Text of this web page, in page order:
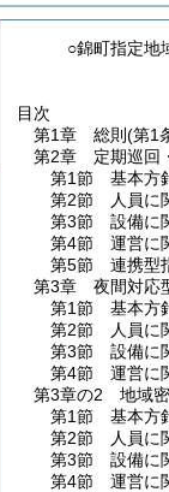
○錦町指定地
目次
第1章
総則 (第1
第2章
定期巡回
第1節
基本方
第2節
人員に
第3節
設備に
第4節
運営に
第5節
連携型
第3章
夜間対応
第1節
基本方
第2節
人員に
第3節
設備に
第4節
運営に
第3章の2
地域
第1節
基本方
第2節
人員に
第3節
設備に
第4節
運営に